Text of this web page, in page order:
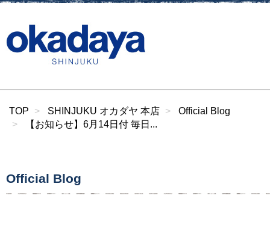
TOP SHINJUKU オカダヤ 本店
Official Blog
【お知らせ】6月14日付 毎日...
Official Blog